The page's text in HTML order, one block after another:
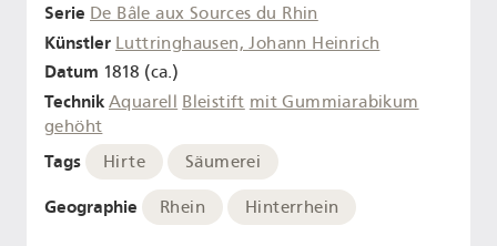
Serie De Bâle aux Sources du Rhin
Künstler Luttringhausen, Johann Heinrich
Datum 1818 (ca.)
Technik Aquarell Bleistift mit Gummiarabikum
gehöht
Tags Hirte Säumerei
Geographie Rhein Hinterrhein